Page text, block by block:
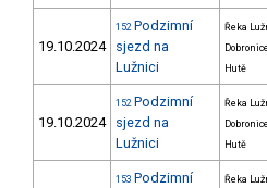
19.10.2024
152 Podzimní
sjezd na
Lužnici
Řeka
Hutě
19.10.2024
152 Podzimní
sjezd na
Lužnici
Řeka
Hutě
153 Podzimní
Řeka